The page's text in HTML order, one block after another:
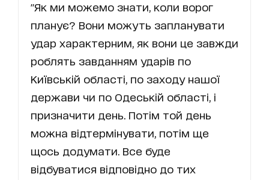
"Як ми можемо знати, коли ворог
планує? Вони можуть запланувати
удар характерним, як вони це завжди
роблять завданням ударів по
Київській області, по заходу нашої
держави чи по Одеській області, і
призначити день. Потім той день
можна відтермінувати, потім ще
щось додумати. Все буде
відбуватися відповідно до тих